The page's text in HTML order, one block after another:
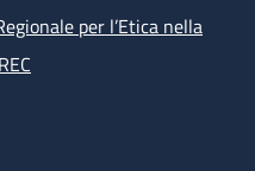
per l’Etica nella